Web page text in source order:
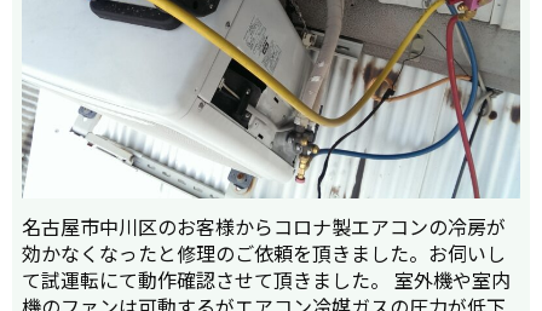
名古屋市中川区のお客様からコロナ製エアコンの冷房が
効かなくなったと修理のご依頼を頂きました。お伺いし
て試運転にて動作確認させて頂きました。 室外機や室内